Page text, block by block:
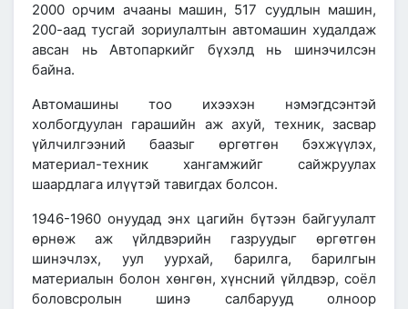
2000 орчим ачааны машин, 517 суудлын машин,
200-аад тусгай зориулалтын автомашин худалдаж
авсан нь Автопаркийг бүхэлд нь шинэчилсэн
байна.
Автомашины тоо ихээхэн нэмэгдсэнтэй
холбогдуулан гарашийн аж ахуй, техник, засвар
үйлчилгээний баазыг өргөтгөн бэхжүүлэх,
материал-техник хангамжийг сайжруулах
шаардлага илүүтэй тавигдах болсон.
1946-1960 онуудад энх цагийн бүтээн байгуулалт
өрнөж аж үйлдвэрийн газруудыг өргөтгөн
шинэчлэх, уул уурхай, барилга, барилгын
материалын болон хөнгөн, хүнсний үйлдвэр, соёл
боловсролын шинэ салбарууд олноор